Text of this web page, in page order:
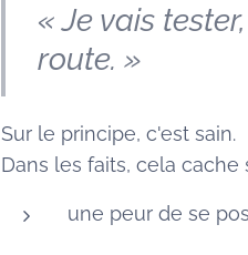
« Je vais
route. »
Sur le principe, c'est sain.
Dans les faits, cela
une peur de se